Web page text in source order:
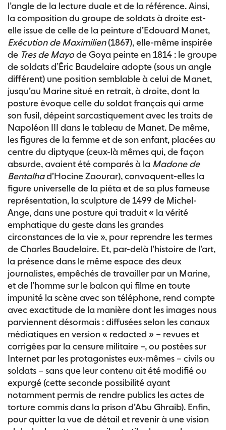
l’angle de la lecture duale et de la référence. Ainsi,
la composition du groupe de soldats à droite est-
elle issue de celle de la peinture d’Édouard Manet,
Exécution de Maximilien(1867), elle-même inspirée
de Tres de Mayode Goya peinte en 1814 : le groupe
de soldats d’Éric Baudelaire adopte (sous un angle
différent) une position semblable à celui de Manet,
jusqu’au Marine situé en retrait, à droite, dont la
posture évoque celle du soldat français qui arme
son fusil, dépeint sarcastiquement avec les traits de
Napoléon III dans le tableau de Manet. De même,
les figures de la femme et de son enfant, placées au
centre du diptyque (ceux-là mêmes qui, de façon
absurde, avaient été comparés à la Madone de
Bentalhad’Hocine Zaourar), convoquent-elles la
figure universelle de la piéta et de sa plus fameuse
représentation, la sculpture de 1499 de Michel-
Ange, dans une posture qui traduit « la vérité
emphatique du geste dans les grandes
circonstances de la vie », pour reprendre les termes
de Charles Baudelaire. Et, par-delà l’histoire de l’art,
la présence dans le même espace des deux
journalistes, empêchés de travailler par un Marine,
et de l’homme sur le balcon qui filme en toute
impunité la scène avec son téléphone, rend compte
avec exactitude de la manière dont les images nous
parviennent désormais : diffusées selon les canaux
médiatiques en version « redacted » – revues et
corrigées par la censure militaire –, ou postées sur
Internet par les protagonistes eux-mêmes – civils ou
soldats – sans que leur contenu ait été modifié ou
expurgé (cette seconde possibilité ayant
notamment permis de rendre publics les actes de
torture commis dans la prison d’Abu Ghraib). Enfin,
pour quitter la vue de détail et revenir à une vision